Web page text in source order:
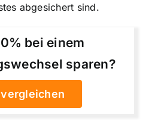
abgesichert sind.
bei einem
sparen?